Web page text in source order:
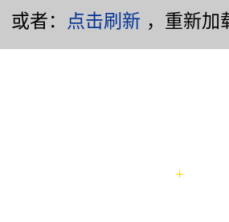
或者： 点击刷新 ，重新加